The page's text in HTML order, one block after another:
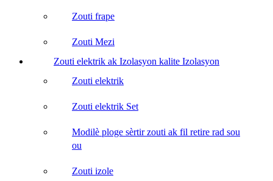
Zouti frape
Zouti Mezi
Zouti elektrik ak Izolasyon kalite Izolasyon
Zouti elektrik
Zouti elektrik Set
Modilè ploge sèrtir zouti ak fil retire rad sou
ou
Zouti izole